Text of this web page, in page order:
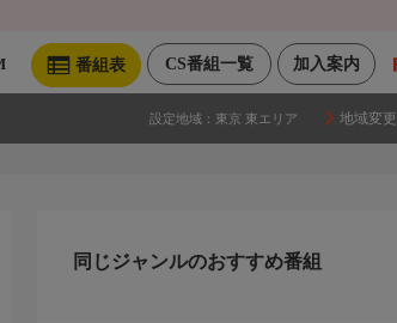
加入案内
CS番組一覧
番組表
設定地域： 東京 東エリア 地域変更
同じジャンルのおすすめ番組